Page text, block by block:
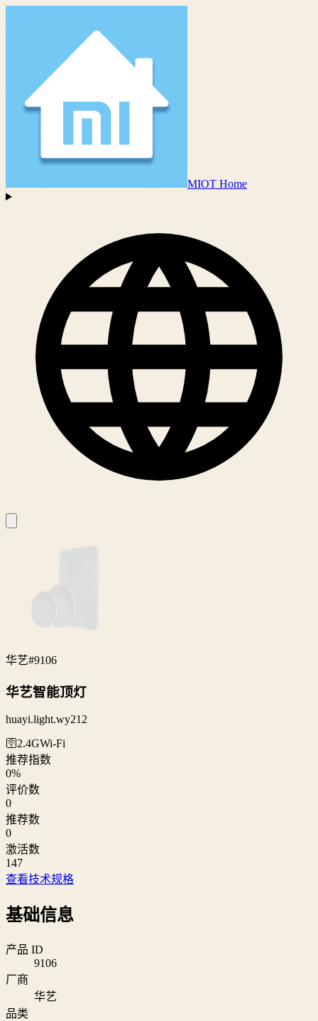
MIOT Home
华艺#9106
华艺智能顶灯
huayi.light.wy212
🛜2.4GWi‑Fi
推荐指数
0%
评价数
0
推荐数
0
激活数
147
查看技术规格
基础信息
产品 ID
9106
厂商
华艺
品类